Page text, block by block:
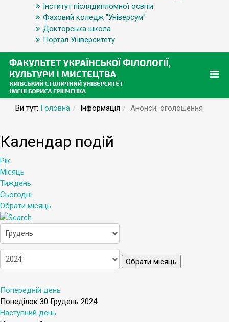
Інститут післядипломної освіти
Фаховий коледж "Універсум"
Докторська школа
Портал Університету
Ви тут: Головна Інформація Анонси, оголошення
Календар подій
Рік
Місяць
Тиждень
Сьогодні
Обрати місяць
Обрати місяць
Попередній день
Понеділок 30 Грудень 2024
Наступний день